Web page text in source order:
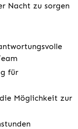
Nacht zu sorgen
für
Möglichkeit zur